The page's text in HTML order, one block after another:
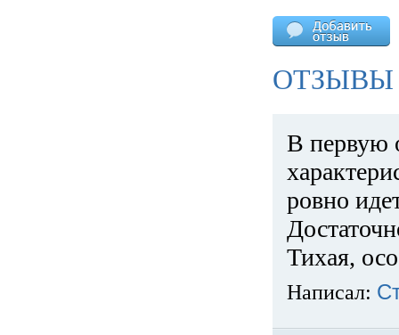
ОТЗЫВЫ
В первую
ровно
Тихая,
Написал: